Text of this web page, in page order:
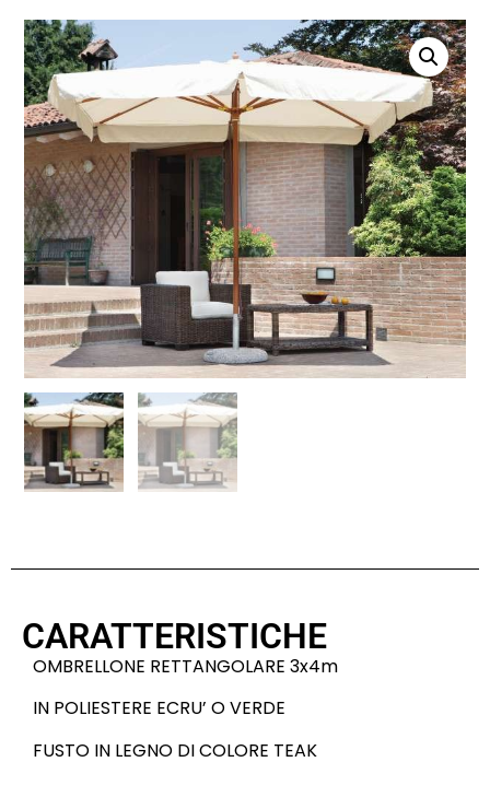
CARATTERISTICHE
OMBRELLONE RETTANGOLARE 3x4m
IN POLIESTERE ECRU’ O VERDE
FUSTO IN LEGNO DI COLORE TEAK